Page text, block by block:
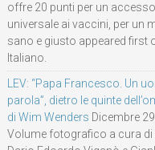
offre 20 punti per un
universale ai vaccini, per un
sano e giusto appeared first
Italiano.
LEV: “Papa Francesco. Un
parola”, dietro le quinte
di Wim Wenders Dicembre
Volume fotografico a cura